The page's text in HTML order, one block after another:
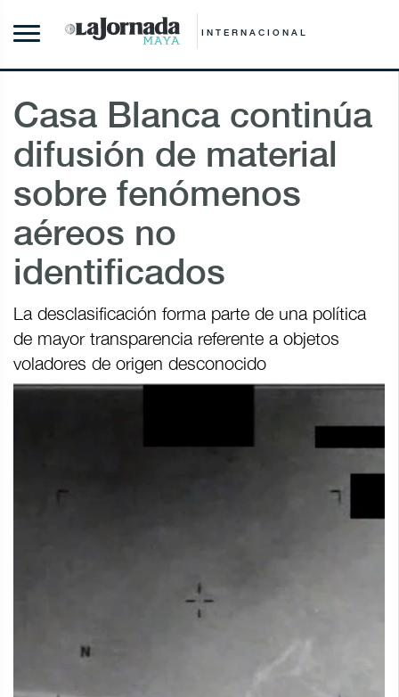
INTERNACIONAL
Casa Blanca continúa
difusión de material
sobre fenómenos
aéreos no
identificados
La desclasificación forma parte de una política
de mayor transparencia referente a objetos
voladores de origen desconocido